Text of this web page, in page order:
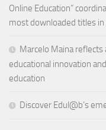
Online Education”
most downloaded titles
Marcelo Maina
educational innovation
education
Discover Edul@b’s